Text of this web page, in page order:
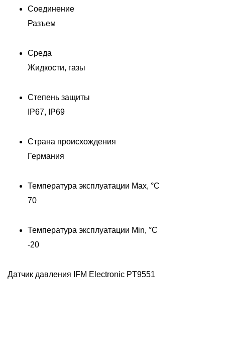
Соединение
Разъем
Среда
Жидкости, газы
Степень защиты
IP67, IP69
Страна происхождения
Германия
Температура эксплуатации Max, °C
70
Температура эксплуатации Min, °C
-20
Датчик давления IFM Electronic PT9551